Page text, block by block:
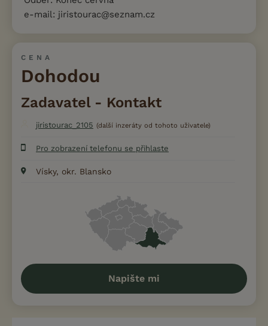
e-mail: jiristourac@seznam.cz
CENA
Dohodou
Zadavatel - Kontakt
jiristourac_2105 (další inzeráty od tohoto uživatele)
Pro zobrazení telefonu se přihlaste
Vísky, okr. Blansko
Napište mi